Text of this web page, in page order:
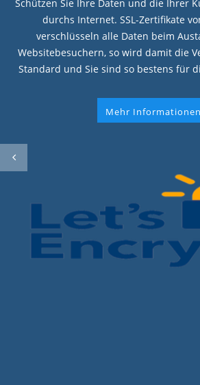
Programmierkenntnisse zu
normales Webspace-Paket zu einem
oder einer Galerie. Wählen Sie aus
die Installation erfolgt automatisch,
Sicherheitsupdates & Updates der